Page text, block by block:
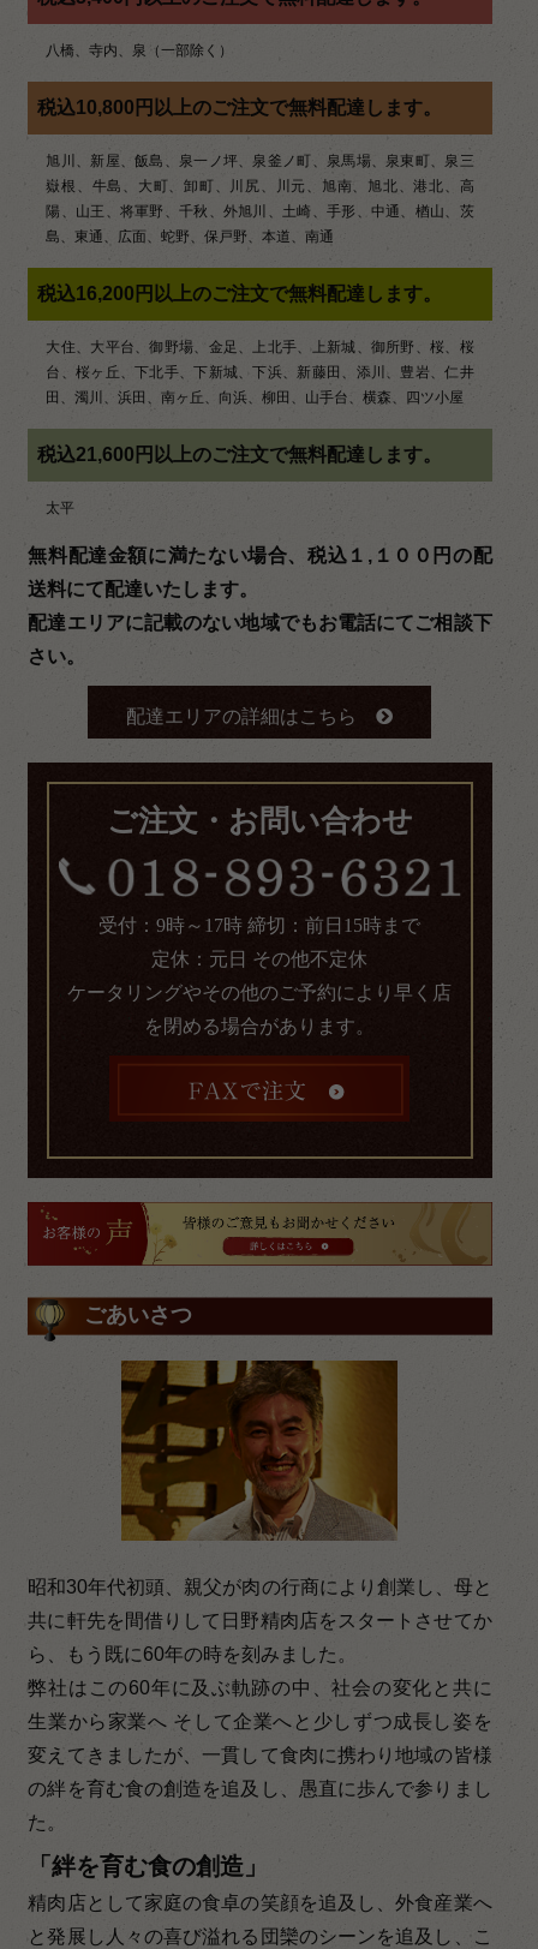
ョ
ン
八橋、寺内、泉（一部除く）
税込10,800円以上のご注文で無料配達します。
旭川、新屋、飯島、泉一ノ坪、泉釜ノ町、泉馬場、泉東町、泉三
嶽根、牛島、大町、卸町、川尻、川元、旭南、旭北、港北、高
陽、山王、将軍野、千秋、外旭川、土崎、手形、中通、楢山、茨
島、東通、広面、蛇野、保戸野、本道、南通
税込16,200円以上のご注文で無料配達します。
大住、大平台、御野場、金足、上北手、上新城、御所野、桜、桜
台、桜ヶ丘、下北手、下新城、下浜、新藤田、添川、豊岩、仁井
田、濁川、浜田、南ヶ丘、向浜、柳田、山手台、横森、四ツ小屋
税込21,600円以上のご注文で無料配達します。
太平
無料配達金額に満たない場合、税込１,１００円の配
送料にて配達いたします。
配達エリアに記載のない地域でもお電話にてご相談下
さい。
配達エリアの詳細はこちら
ご注文・お問い合わせ
受付：9時～17時 締切：前日15時まで
定休：元日 その他不定休
ケータリングやその他のご予約により早く店
を閉める場合があります。
ごあいさつ
昭和30年代初頭、親父が肉の行商により創業し、母と
共に軒先を間借りして日野精肉店をスタートさせてか
ら、もう既に60年の時を刻みました。
弊社はこの60年に及ぶ軌跡の中、社会の変化と共に
生業から家業へ そして企業へと少しずつ成長し姿を
変えてきましたが、一貫して食肉に携わり地域の皆様
の絆を育む食の創造を追及し、愚直に歩んで参りまし
た。
「絆を育む食の創造」
精肉店として家庭の食卓の笑顔を追及し、外食産業へ
と発展し人々の喜び溢れる団欒のシーンを追及し、こ